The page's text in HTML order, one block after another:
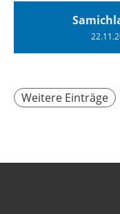
Weitere Einträge